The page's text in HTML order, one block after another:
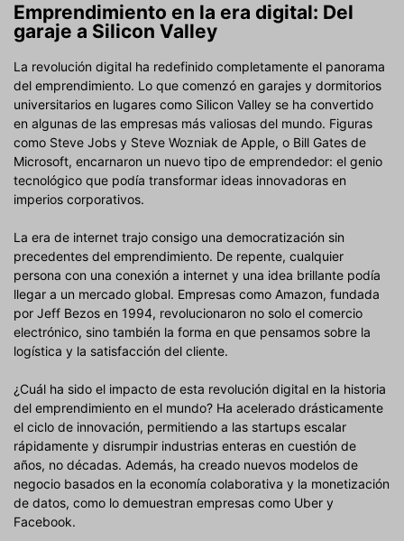
Emprendimiento en la era digital: Del
garaje a Silicon Valley
La revolución digital ha redefinido completamente el panorama
del emprendimiento. Lo que comenzó en garajes y dormitorios
universitarios en lugares como Silicon Valley se ha convertido
en algunas de las empresas más valiosas del mundo. Figuras
como Steve Jobs y Steve Wozniak de Apple, o Bill Gates de
Microsoft, encarnaron un nuevo tipo de emprendedor: el genio
tecnológico que podía transformar ideas innovadoras en
imperios corporativos.
La era de internet trajo consigo una democratización sin
precedentes del emprendimiento. De repente, cualquier
persona con una conexión a internet y una idea brillante podía
llegar a un mercado global. Empresas como Amazon, fundada
por Jeff Bezos en 1994, revolucionaron no solo el comercio
electrónico, sino también la forma en que pensamos sobre la
logística y la satisfacción del cliente.
¿Cuál ha sido el impacto de esta revolución digital en la historia
del emprendimiento en el mundo? Ha acelerado drásticamente
el ciclo de innovación, permitiendo a las startups escalar
rápidamente y disrumpir industrias enteras en cuestión de
años, no décadas. Además, ha creado nuevos modelos de
negocio basados en la economía colaborativa y la monetización
de datos, como lo demuestran empresas como Uber y
Facebook.